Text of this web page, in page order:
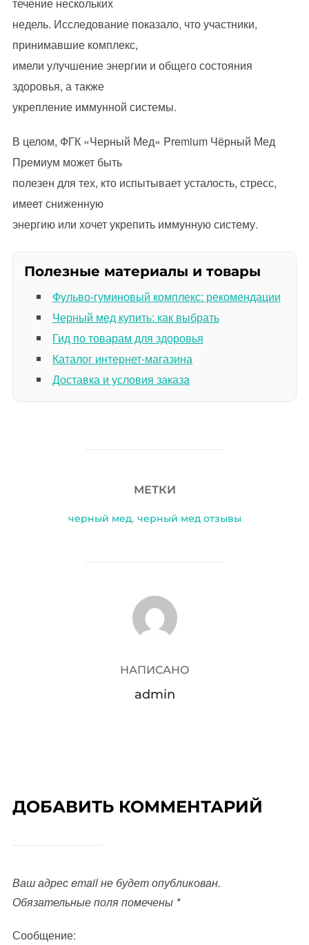
недель. Исследование показало, что участники,
принимавшие комплекс,
имели улучшение энергии и общего состояния
здоровья, а также
укрепление иммунной системы.
В целом, ФГК «Черный Мед» Premium Чёрный Мед
Премиум может быть
полезен для тех, кто испытывает усталость, стресс,
имеет сниженную
энергию или хочет укрепить иммунную систему.
Полезные материалы и товары
Фульво-гуминовый комплекс: рекомендации
Черный мед купить: как выбрать
Гид по товарам для здоровья
Каталог интернет-магазина
Доставка и условия заказа
МЕТКИ
черный мед, черный мед отзывы
АВТОР ЗАПИСИ
НАПИСАНО
admin
ДОБАВИТЬ КОММЕНТАРИЙ
Ваш адрес email не будет опубликован.
Обязательные поля помечены *
Сообщение: